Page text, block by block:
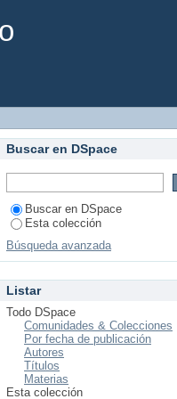
Buscar en DSpace
Buscar en DSpace
Esta colección
Búsqueda avanzada
Listar
Todo DSpace
Comunidades & Colecciones
Por fecha de publicación
Autores
Títulos
Materias
Esta colección